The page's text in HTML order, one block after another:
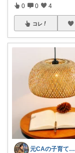
0 0 4
コレ
元CAの子育ておしゃれLife♡